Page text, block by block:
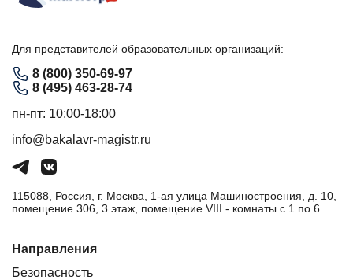
Для представителей образовательных организаций:
8 (800) 350-69-97
8 (495) 463-28-74
пн-пт: 10:00-18:00
info@bakalavr-magistr.ru
115088, Россия, г. Москва, 1-ая улица Машиностроения, д. 10,
помещение 306, 3 этаж, помещение VIII - комнаты с 1 по 6
Направления
Безопасность